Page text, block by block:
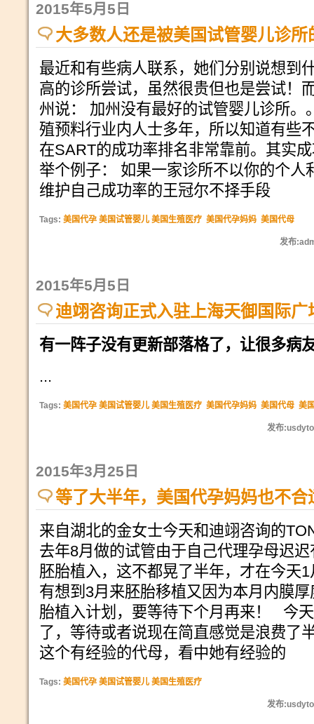
2015年5月5日
大多数人还是被美国试管婴儿诊
最近和有些病人联系，她们分别说想到
高的诊所尝试，虽然很贵但也是尝试！
州说： 加州没有最好的试管婴儿诊所
殖预料行业内人士多年，所以知道有些
在SART的成功率排名非常靠前。其实
举个例子： 如果一家诊所不以你的个人
维护自己成功率的王冠尔不择手段
Tags: 美国代孕 美国试管婴儿 美国生殖医疗 美国代孕妈妈 美国代母
发布
2015年5月5日
迪翊咨询正式入驻上海天御国际广
有一阵子没有更新部落格了，让很多病
...
Tags: 美国代孕 美国试管婴儿 美国生殖医疗 美国代孕妈妈 美国代母 美
发布
2015年3月25日
等了大半年，美国代孕妈妈也不合
来自湖北的金女士今天和迪翊咨询的
去年8月做的试管由于自己代理孕母迟
胚胎植入，这不都晃了半年，才在今天
有想到3月来胚胎移植又因为本月内膜
胎植入计划，要等待下个月再来！ 今
了，等待或者说现在简直感觉是浪费了
这个有经验的代母，看中她有经验的
Tags: 美国代孕 美国试管婴儿 美国生殖医疗
发布